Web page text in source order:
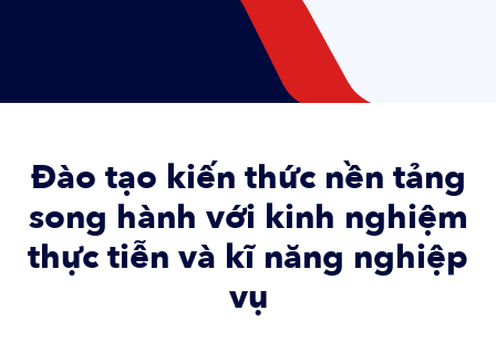
Đào tạo kiến thức nền tảng
song hành với kinh nghiệm
thực tiễn và kĩ năng nghiệp
vụ